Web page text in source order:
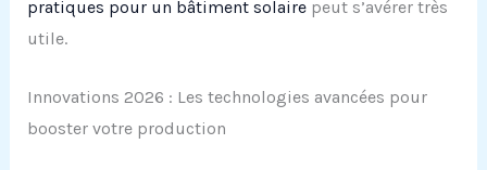
pratiques pour un bâtiment solairepeut s’avérer très
utile.
Innovations 2026 : Les technologies avancées pour
booster votre production